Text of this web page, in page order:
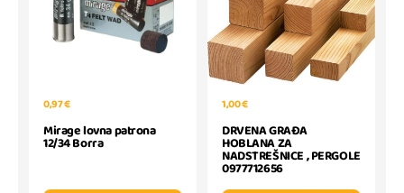
0,97 €
Mirage lovna patrona
12/34 Borra
1,00 €
DRVENA GRAĐA
HOBLANA ZA
NADSTREŠNICE , PERGOLE
0977712656